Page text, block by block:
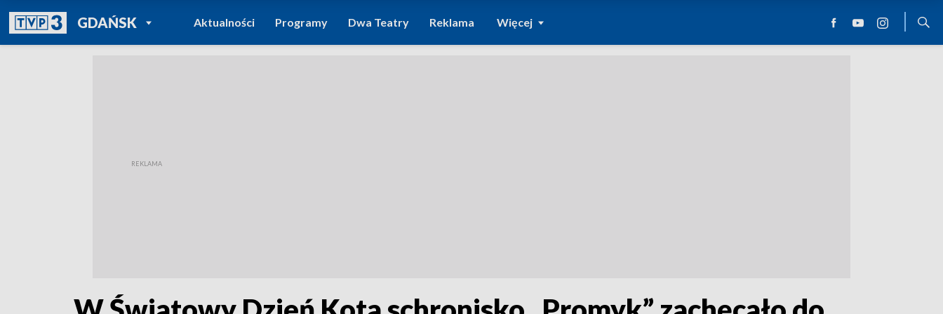
GDAŃSKPOWRÓT DO
TVP REGIONY
Aktualności Programy Dwa Teatry Reklama Więcej